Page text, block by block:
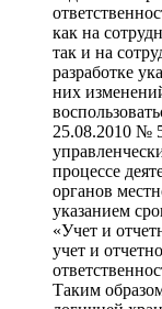
как на
так и на
разработке
них
25.08.2010 №
процессе
органов
указанием
«Учет и
учет и
Таким